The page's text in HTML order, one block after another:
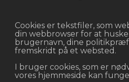
Cookies er tekstfiler, som
din webbrowser for at
brugernavn, dine
fremskridt på et websted.
I bruger cookies, som er
vores hjemmeside kan